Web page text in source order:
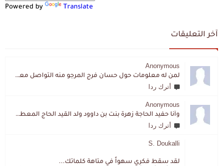
Powered by Translate
آخر التعليقات
Anonymous
لمن له معلومات حول حسان فرج المرجو منه التواصل معي لقد اختفى تماما و كانت لي به علاقة تواصل خاصة
أترك ردا
Anonymous
وأنا حفيد الحاجة زهرة بنت بن داوود ولد القيد الحاج المعطي المزمزي . ولا نمتلك من إرثه شيئا .
أترك ردا
S. Doukalli
لقد سقط فكري سهواً في متاهة كلماتك...